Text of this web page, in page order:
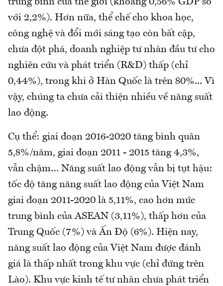
trung bình của thế giới (khoảng 0,56% GDP so
với 2,2%). Hơn nữa, thể chế cho khoa học,
công nghệ và đổi mới sáng tạo còn bất cập,
chưa đột phá, doanh nghiệp tư nhân đầu tư cho
nghiên cứu và phát triển (R&D) thấp (chỉ
0,44%), trong khi ở Hàn Quốc là trên 80%... Vì
vậy, chúng ta chưa cải thiện nhiều về năng suất
lao động.
Cụ thể: giai đoạn 2016-2020 tăng bình quân
5,8%/năm, giai đoạn 2011 - 2015 tăng 4,3%,
vẫn chậm… Năng suất lao động vẫn bị tụt hậu:
tốc độ tăng năng suất lao động của Việt Nam
giai đoạn 2011-2020 là 5,11%, cao hơn mức
trung bình của ASEAN (3,11%), thấp hơn của
Trung Quốc (7%) và Ấn Độ (6%). Hiện nay,
năng suất lao động của Việt Nam được đánh
giá là thấp nhất trong khu vực (chỉ đứng trên
Lào). Khu vực kinh tế tư nhân chưa phát triển